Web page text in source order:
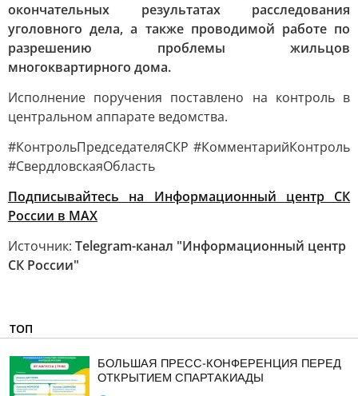
окончательных результатах расследования
уголовного дела, а также проводимой работе по
разрешению проблемы жильцов
многоквартирного дома.
Исполнение поручения поставлено на контроль в
центральном аппарате ведомства.
#КонтрольПредседателяСКР #КомментарийКонтроль
#СвердловскаяОбласть
Подписывайтесь на Информационный центр СК
России в MAХ
Источник: Telegram-канал "Информационный центр
СК России"
ТОП
БОЛЬШАЯ ПРЕСС-КОНФЕРЕНЦИЯ ПЕРЕД
ОТКРЫТИЕМ СПАРТАКИАДЫ